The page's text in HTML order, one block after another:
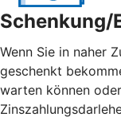
Schenkung/
Wenn Sie in naher
geschenkt
warten können